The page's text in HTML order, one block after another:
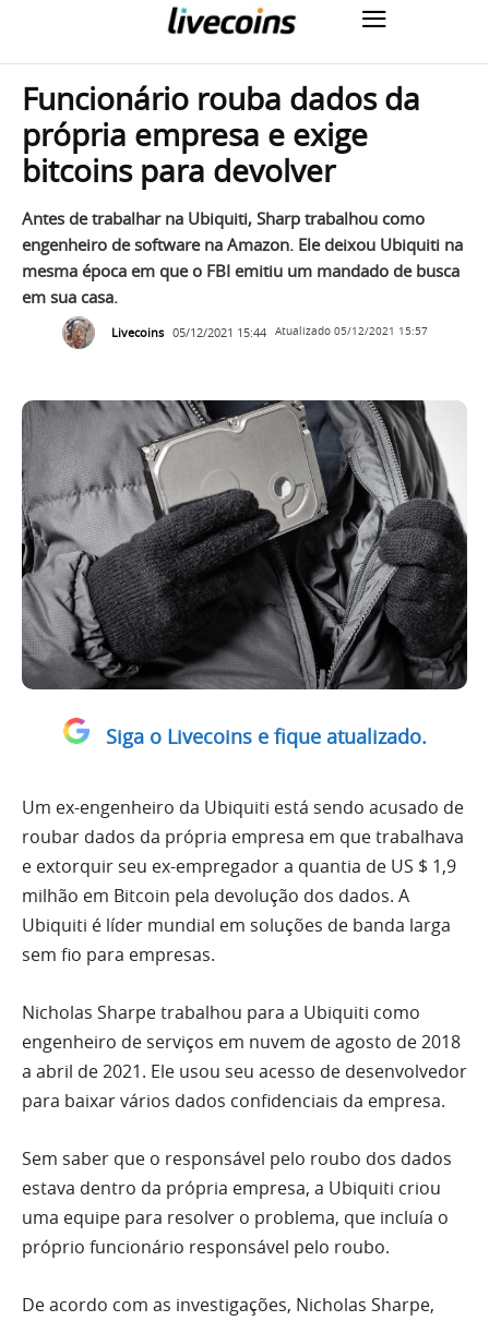
Funcionário rouba dados da
própria empresa e exige
bitcoins para devolver
Antes de trabalhar na Ubiquiti, Sharp trabalhou como
engenheiro de software na Amazon. Ele deixou Ubiquiti na
mesma época em que o FBI emitiu um mandado de busca
em sua casa.
Livecoins 05/12/2021 15:44 Atualizado 05/12/2021 15:57
Siga o Livecoins e fique atualizado.
Um ex-engenheiro da Ubiquiti está sendo acusado de
roubar dados da própria empresa em que trabalhava
e extorquir seu ex-empregador a quantia de US $ 1,9
milhão em Bitcoin pela devolução dos dados. A
Ubiquiti é líder mundial em soluções de banda larga
sem fio para empresas.
Nicholas Sharpe trabalhou para a Ubiquiti como
engenheiro de serviços em nuvem de agosto de 2018
a abril de 2021. Ele usou seu acesso de desenvolvedor
para baixar vários dados confidenciais da empresa.
Sem saber que o responsável pelo roubo dos dados
estava dentro da própria empresa, a Ubiquiti criou
uma equipe para resolver o problema, que incluía o
próprio funcionário responsável pelo roubo.
De acordo com as investigações, Nicholas Sharpe,